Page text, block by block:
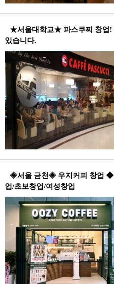
★서울대학교★ 파스쿠찌 창업!
있습니다.
◈서울 금천◈ 우지커피 창업 ◆
업/초보창업/여성창업